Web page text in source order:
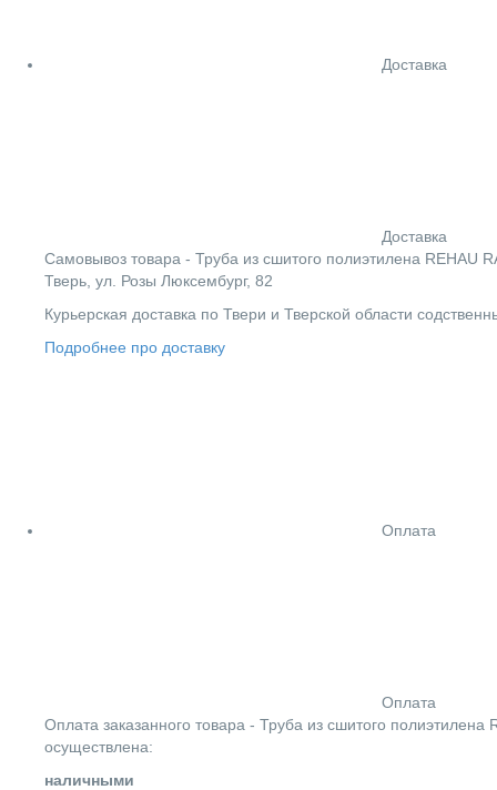
Доставка
Доставка
Cамовывоз товара - Труба из сшитого полиэтилена REHAU
Тверь, ул. Розы Люксембург, 82
Курьерская доставка по Твери и Тверской области
Подробнее про доставку
Оплата
Оплата
Оплата заказанного товара - Труба из сшитого
осуществлена:
наличными